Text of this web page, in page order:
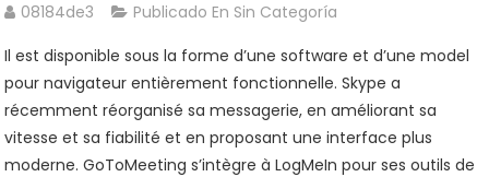
08184de3
Publicado En Sin Categoría
Il est disponible sous la forme d’une software et d’une model
pour navigateur entièrement fonctionnelle. Skype a
récemment réorganisé sa messagerie, en améliorant sa
vitesse et sa fiabilité et en proposant une interface plus
moderne. GoToMeeting s’intègre à LogMeIn pour ses outils de